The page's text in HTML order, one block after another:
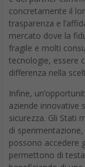
concretamente il
trasparenza e
mercato dove la
fragile e molti
tecnologie, essere
differenza nella
Infine,
aziende innovative
sicurezza. Gli Stati
di
possono accedere
permettono di